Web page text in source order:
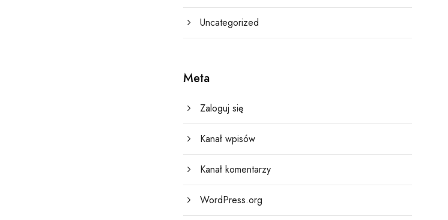
Uncategorized
Meta
Zaloguj się
Kanał wpisów
Kanał komentarzy
WordPress.org